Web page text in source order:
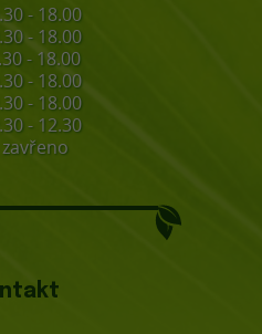
- 18.00
- 18.00
- 18.00
- 18.00
- 18.00
- 12.30